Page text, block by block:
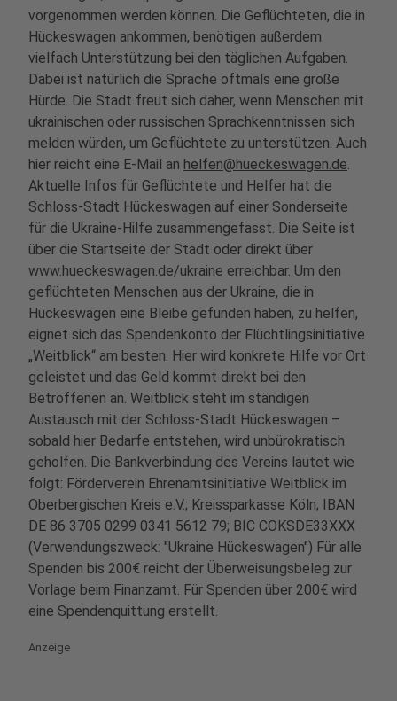
vorgenommen werden können. Die Geflüchteten, die in
Hückeswagen ankommen, benötigen außerdem
vielfach Unterstützung bei den täglichen Aufgaben.
Dabei ist natürlich die Sprache oftmals eine große
Hürde. Die Stadt freut sich daher, wenn Menschen mit
ukrainischen oder russischen Sprachkenntnissen sich
melden würden, um Geflüchtete zu unterstützen. Auch
hier reicht eine E-Mail an helfen@hueckeswagen.de.
Aktuelle Infos für Geflüchtete und Helfer hat die
Schloss-Stadt Hückeswagen auf einer Sonderseite
für die Ukraine-Hilfe zusammengefasst. Die Seite ist
über die Startseite der Stadt oder direkt über
www.hueckeswagen.de/ukraine erreichbar. Um den
geflüchteten Menschen aus der Ukraine, die in
Hückeswagen eine Bleibe gefunden haben, zu helfen,
eignet sich das Spendenkonto der Flüchtlingsinitiative
„Weitblick“ am besten. Hier wird konkrete Hilfe vor Ort
geleistet und das Geld kommt direkt bei den
Betroffenen an. Weitblick steht im ständigen
Austausch mit der Schloss-Stadt Hückeswagen –
sobald hier Bedarfe entstehen, wird unbürokratisch
geholfen. Die Bankverbindung des Vereins lautet wie
folgt: Förderverein Ehrenamtsinitiative Weitblick im
Oberbergischen Kreis e.V.; Kreissparkasse Köln; IBAN
DE 86 3705 0299 0341 5612 79; BIC COKSDE33XXX
(Verwendungszweck: "Ukraine Hückeswagen") Für alle
Spenden bis 200€ reicht der Überweisungsbeleg zur
Vorlage beim Finanzamt. Für Spenden über 200€ wird
eine Spendenquittung erstellt.
Anzeige